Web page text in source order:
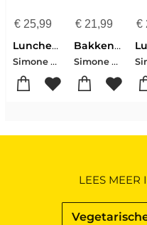
€25,99
Lunchen zonder boterham
Simone van der Koelen
€21,99
Bakken in de airfryer
Simone van der Koelen
€
LEES MEER